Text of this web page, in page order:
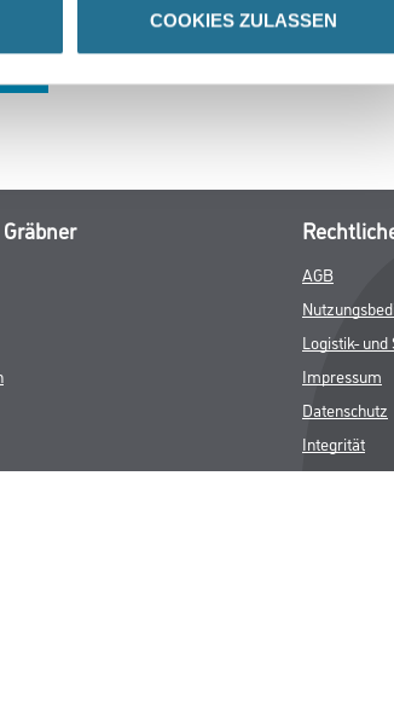
COOKIES ZULASSEN
AGB
Logistik-
Impressum
Datenschutz
Integrität
Kontakt